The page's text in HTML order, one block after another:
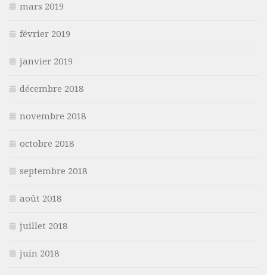
mars 2019
février 2019
janvier 2019
décembre 2018
novembre 2018
octobre 2018
septembre 2018
août 2018
juillet 2018
juin 2018